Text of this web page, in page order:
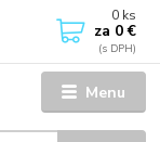
Menu
0 ks
za 0 €